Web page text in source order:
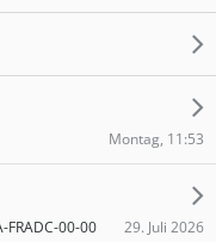
Montag, 11:53
FRADC-00-00 29. Juli 2026